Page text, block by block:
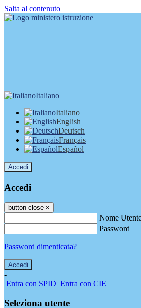
Salta al contenuto
Italiano
Italiano
English
Deutsch
Français
Español
Accedi
Accedi
button close ×
Nome
Password
Password dimenticata?
-
Entra con SPID Entra con CIE
Seleziona utente